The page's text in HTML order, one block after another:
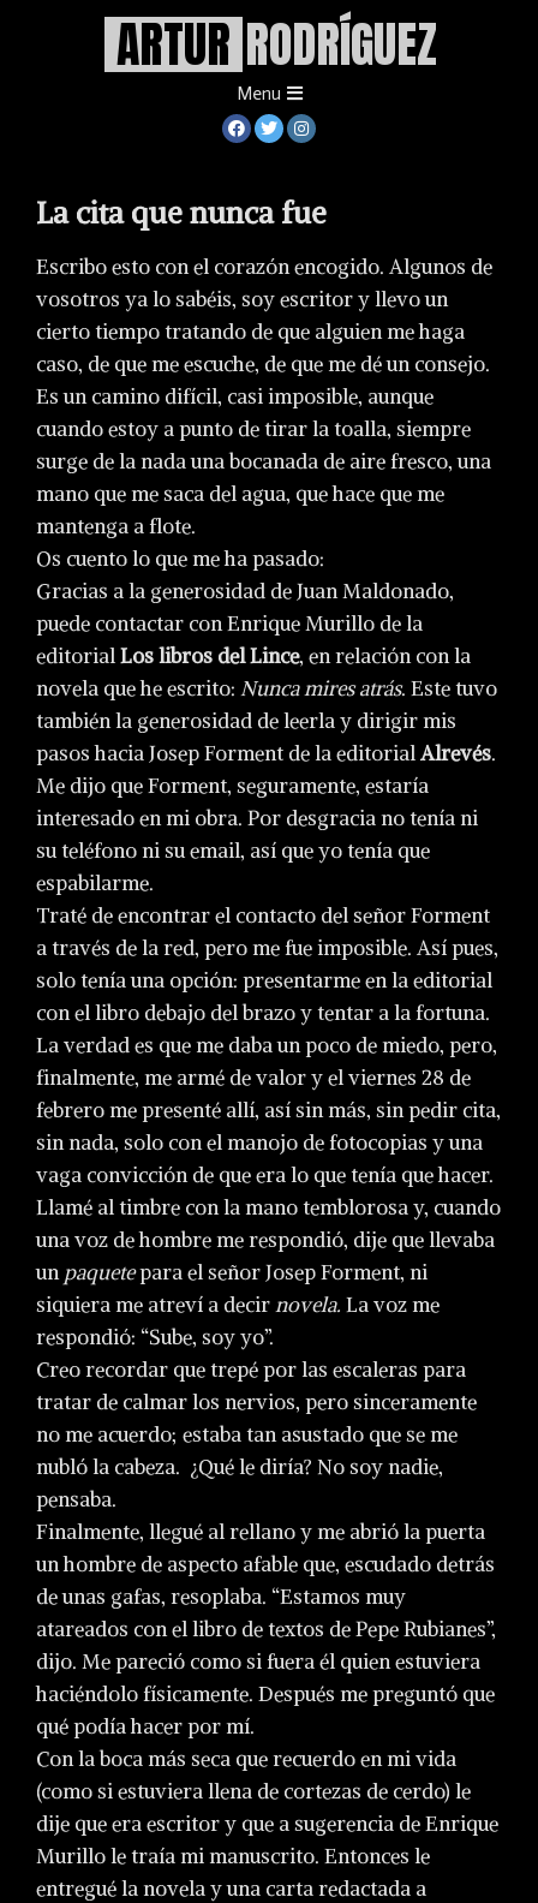
ARTUR RODRÍGUEZ
Menu
La cita que nunca fue
Escribo esto con el corazón encogido. Algunos de
vosotros ya lo sabéis, soy escritor y llevo un
cierto tiempo tratando de que alguien me haga
caso, de que me escuche, de que me dé un consejo.
Es un camino difícil, casi imposible, aunque
cuando estoy a punto de tirar la toalla, siempre
surge de la nada una bocanada de aire fresco, una
mano que me saca del agua, que hace que me
mantenga a flote.
Os cuento lo que me ha pasado:
Gracias a la generosidad de Juan Maldonado,
puede contactar con Enrique Murillo de la
editorialLos libros del Lince, en relación con la
novela que he escrito: Nunca mires atrás. Este tuvo
también la generosidad de leerla y dirigir mis
pasos hacia Josep Forment de la editorialAlrevés.
Me dijo que Forment, seguramente, estaría
interesado en mi obra. Por desgracia no tenía ni
su teléfono ni su email, así que yo tenía que
espabilarme.
Traté de encontrar el contacto del señor Forment
a través de la red, pero me fue imposible. Así pues,
solo tenía una opción: presentarme en la editorial
con el libro debajo del brazo y tentar a la fortuna.
La verdad es que me daba un poco de miedo, pero,
finalmente, me armé de valor y el viernes 28 de
febrero me presenté allí, así sin más, sin pedir cita,
sin nada, solo con el manojo de fotocopias y una
vaga convicción de que era lo que tenía que hacer.
Llamé al timbre con la mano temblorosa y, cuando
una voz de hombre me respondió, dije que llevaba
unpaquetepara el señor Josep Forment, ni
siquiera me atreví a decirnovela. La voz me
respondió: “Sube, soy yo”.
Creo recordar que trepé por las escaleras para
tratar de calmar los nervios, pero sinceramente
no me acuerdo; estaba tan asustado que se me
nubló la cabeza. ¿Qué le diría? No soy nadie,
pensaba.
Finalmente, llegué al rellano y me abrió la puerta
un hombre de aspecto afable que, escudado detrás
de unas gafas, resoplaba. “Estamos muy
atareados con el libro de textos de Pepe Rubianes”,
dijo. Me pareció como si fuera él quien estuviera
haciéndolo físicamente. Después me preguntó que
qué podía hacer por mí.
Con la boca más seca que recuerdo en mi vida
(como si estuviera llena de cortezas de cerdo) le
dije que era escritor y que a sugerencia de Enrique
Murillo le traía mi manuscrito. Entonces le
entregué la novela y una carta redactada a